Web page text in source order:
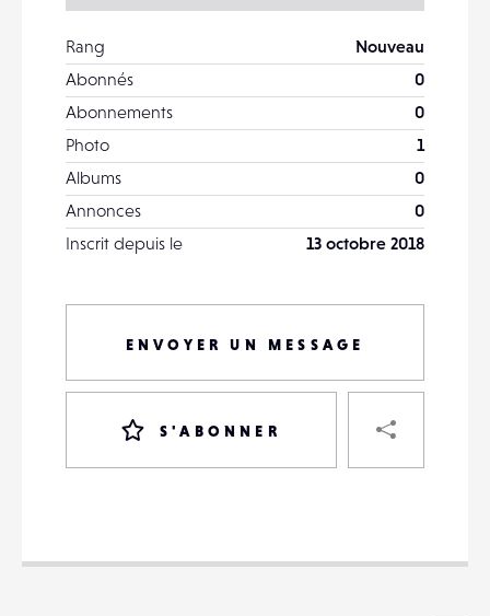
Rang
Nouveau
Abonnés
0
Abonnements
0
Photo
1
Albums
0
Annonces
0
Inscrit depuis le
13 octobre 2018
ENVOYER UN MESSAGE
S'ABONNER
DESTINATAIRE
VOTRE